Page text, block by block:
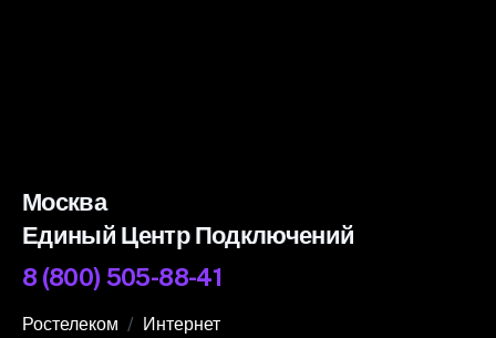
Москва
Единый Центр Подключений
8 (800) 505-88-41
Ростелеком
Интернет